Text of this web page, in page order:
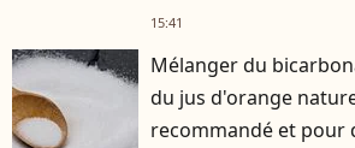
15:41
Mélanger du
du jus d'orange
recommandé et pour